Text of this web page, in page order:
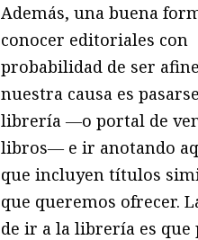
Además, una buena
conocer editoriales con
probabilidad de ser
nuestra causa es
librería ―o portal de
libros― e ir anotando
que incluyen títulos
que queremos ofrecer.
de ir a la librería es que